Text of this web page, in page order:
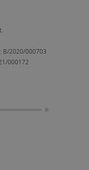
B/2020/000703
000172